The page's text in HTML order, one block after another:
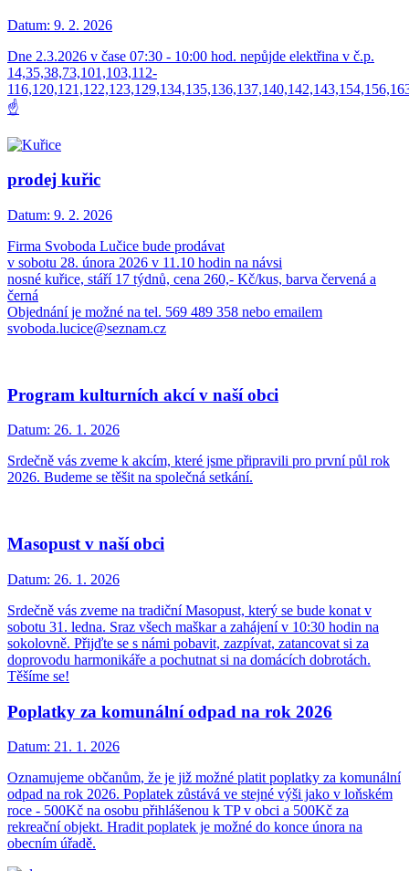
Datum: 9. 2. 2026
Dne 2.3.2026 v čase 07:30 - 10:00 hod. nepůjde elektřina v č.p.
14,35,38,73,101,103,112-
☝️
prodej kuřic
Datum: 9. 2. 2026
Firma Svoboda Lučice bude prodávat
v sobotu 28. února 2026 v 11.10 hodin na návsi
nosné kuřice, stáří 17 týdnů, cena 260,- Kč/kus, barva červená a
černá
Objednání je možné na tel. 569 489 358 nebo emailem
svoboda.lucice@seznam.cz
Program kulturních akcí v naší obci
Datum: 26. 1. 2026
Srdečně vás zveme k akcím, které jsme připravili pro první půl rok
2026. Budeme se těšit na společná setkání.
Masopust v naší obci
Datum: 26. 1. 2026
Srdečně vás zveme na tradiční Masopust, který se bude konat v
sobotu 31. ledna. Sraz všech maškar a zahájení v 10:30 hodin na
sokolovně. Přijďte se s námi pobavit, zazpívat, zatancovat si za
doprovodu harmonikáře a pochutnat si na domácích dobrotách.
Těšíme se!
Poplatky za komunální odpad na rok 2026
Datum: 21. 1. 2026
Oznamujeme občanům, že je již možné platit poplatky za komunální
odpad na rok 2026. Poplatek zůstává ve stejné výši jako v loňském
roce - 500Kč na osobu přihlášenou k TP v obci a 500Kč za
rekreační objekt. Hradit poplatek je možné do konce února na
obecním úřadě.